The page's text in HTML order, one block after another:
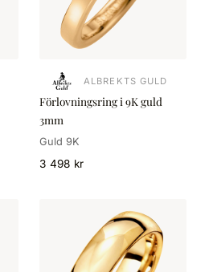
ALBREKTS GULD
Förlovningsring i 9K guld
3mm
Guld 9K
3 498 kr